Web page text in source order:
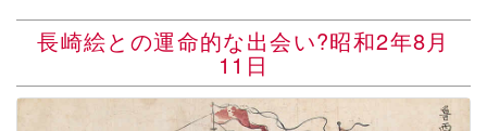
長崎絵との運命的な出会い?昭和2年8月
11日